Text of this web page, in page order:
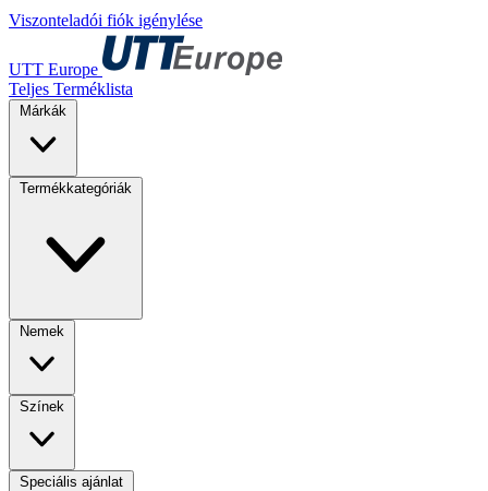
Viszonteladói fiók igénylése
UTT Europe
Teljes Terméklista
Márkák
Termékkategóriák
Nemek
Színek
Speciális ajánlat